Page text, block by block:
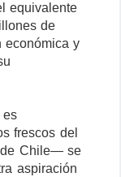
equivalente
de
económica y
es
frescos del
de Chile— se
aspiración